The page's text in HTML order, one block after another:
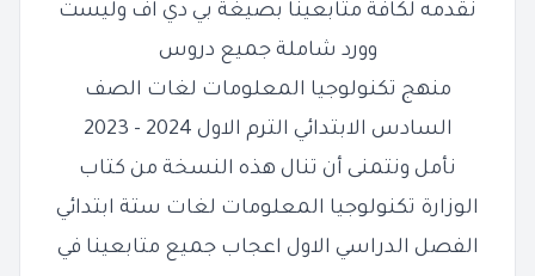
نقدمه لكافة متابعينا بصيغة بي دي اف وليست
وورد شاملة جميع دروس
منهج تكنولوجيا المعلومات لغات الصف
السادس الابتدائي الترم الاول 2024 - 2023
نأمل ونتمنى أن تنال هذه النسخة من كتاب
الوزارة تكنولوجيا المعلومات لغات ستة ابتدائي
الفصل الدراسي الاول اعجاب جميع متابعينا في